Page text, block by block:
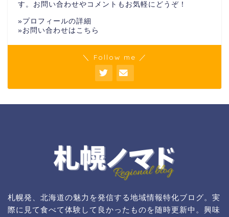
す。お問い合わせやコメントもお気軽にどうぞ！
»プロフィールの詳細
»お問い合わせはこちら
＼ Follow me ／
札幌発、北海道の魅力を発信する地域情報特化ブログ。実
際に見て食べて体験して良かったものを随時更新中。興味